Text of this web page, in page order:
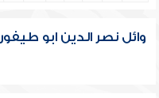
وائل نصر الدين ابو طيفور